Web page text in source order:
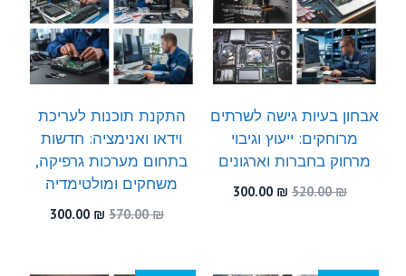
אבחון בעיות גישה לשרתים
מרוחקים: ייעוץ וגיבוי
מרחוק בחברות וארגונים
520.00₪
המחיר
300.00 ₪
התקנת תוכנות לעריכת
וידאו ואנימציה: חדשות
בתחום מערכות גרפיקה,
משחקים ומולטימדיה
570.00₪
המחיר
300.00 ₪
המחיר